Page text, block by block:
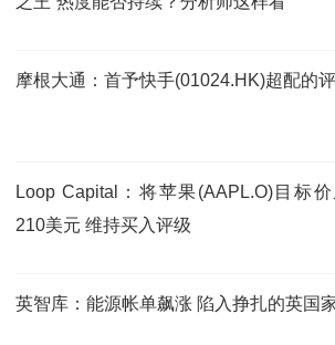
摩根大通：首予快手(01024.HK)超配的
Loop Capital：将苹果(AAPL.O)目标
210美元 维持买入评级
英智库：能源帐单飙涨 陷入挣扎的英国